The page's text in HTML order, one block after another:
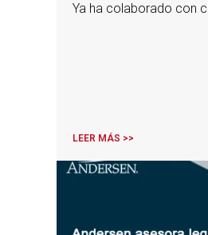
Ya ha colaborado con
LEER MÁS >>